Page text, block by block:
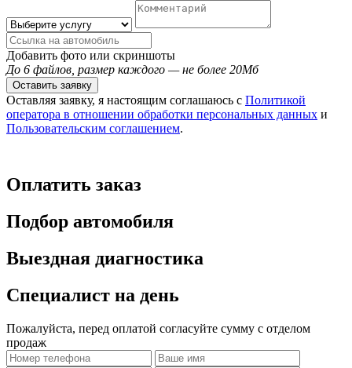
Добавить фото или скриншоты
До 6 файлов, размер каждого — не более 20Мб
Оставить заявку
Оставляя заявку, я настоящим соглашаюсь с Политикой
оператора в отношении обработки персональных данных и
Пользовательским соглашением.
Оплатить заказ
Подбор автомобиля
Выездная диагностика
Специалист на день
Пожалуйста, перед оплатой согласуйте сумму с отделом
продаж